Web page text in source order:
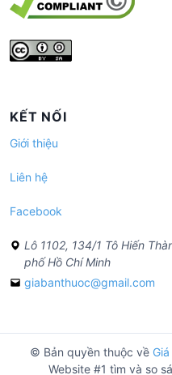
KẾT NỐI
Giới thiệu
Liên hệ
Facebook
Lô 1102, 134/1 Tô Hiến
phố Hồ Chí Minh
giabanthuoc@gmail.com
© Bản quyền thuộc về
Website #1 tìm và so